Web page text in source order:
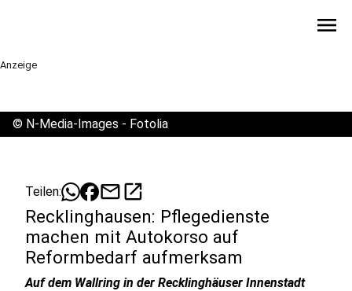
menu
Anzeige
© N-Media-Images - Fotolia
Teilen: mailopen_in_new
Recklinghausen: Pflegedienste
machen mit Autokorso auf
Reformbedarf aufmerksam
Auf dem Wallring in der Recklinghäuser Innenstadt